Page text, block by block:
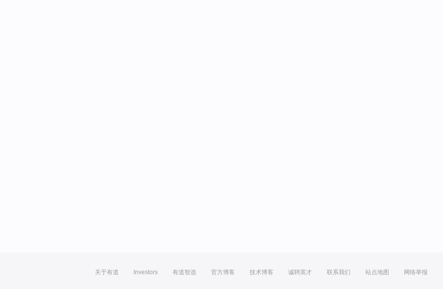
关于有道 Investors 有道智选 官方博客 技术博客 诚聘英才 联系我们 站点地图 网络举报